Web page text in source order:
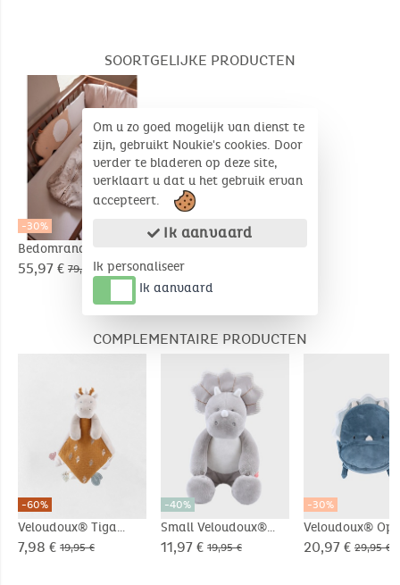
SOORTGELIJKE PRODUCTEN
-30%
Bedomrander en
spijlenbeschermer,
mousseline de coton
55,97 € 79,95 €
COMPLEMENTAIRE PRODUCTEN
-60%
Veloudoux® Tiga
knuffeldoekje
7,98 € 19,95 €
-40%
Small Veloudoux®
Ops knuffel
11,97 € 19,95 €
-30%
Veloudoux® Ops
rugzak
20,97 € 29,95 €
Om u zo goed mogelijk van dienst te
zijn, gebruikt Noukie's cookies. Door
verder te bladeren op deze site,
verklaart u dat u het gebruik ervan
accepteert.
Ik aanvaard
Ik personaliseer
Ik aanvaard